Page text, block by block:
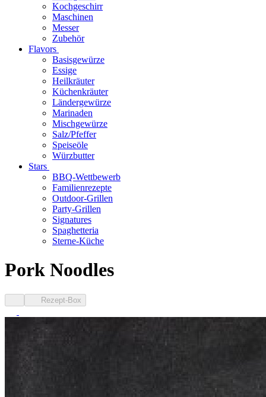
Kochgeschirr
Maschinen
Messer
Zubehör
Flavors
Basisgewürze
Essige
Heilkräuter
Küchenkräuter
Ländergewürze
Marinaden
Mischgewürze
Salz/Pfeffer
Speiseöle
Würzbutter
Stars
BBQ-Wettbewerb
Familienrezepte
Outdoor-Grillen
Party-Grillen
Signatures
Spaghetteria
Sterne-Küche
Pork Noodles
Rezept-Box